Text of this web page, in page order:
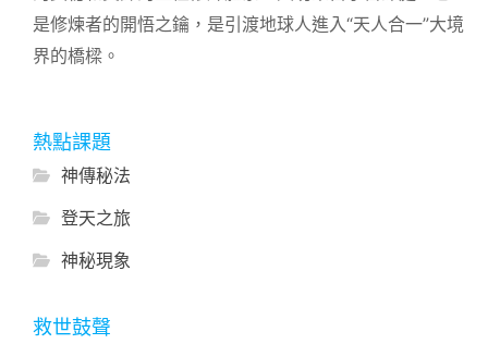
是修煉者的開悟之鑰，是引渡地球人進入“天人合一”大境
界的橋樑。
熱點課題
神傳秘法
登天之旅
神秘現象
救世鼓聲